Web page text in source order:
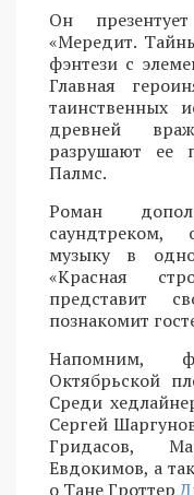
Он
«Мередит.
фэнтези с
Главная
таинственных
древней
разрушают ее
Палмс.
Роман
саундтреком,
музыку в
«Красная
представит
познакомит
Напомним,
Октябрьской
Среди
Сергей
Гридасов,
Евдокимов, а
о Тане Гроттер